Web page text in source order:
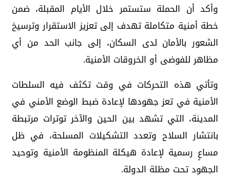
وأكد أن الحملة ستستمر خلال الأيام المقبلة، ضمن
خطة أمنية متكاملة تهدف إلى تعزيز الاستقرار وترسيخ
الشعور بالأمان لدى السكان، إلى جانب الحد من أي
مظاهر للفوضى أو الخروقات الأمنية.
وتأتي هذه التحركات في وقت تكثف فيه السلطات
الأمنية في تعز جهودها لإعادة ضبط الوضع الأمني في
المدينة، التي تشهد بين الحين والآخر توترات مرتبطة
بانتشار السلاح وتعدد التشكيلات المسلحة، في ظل
مساعٍ رسمية لإعادة هيكلة المنظومة الأمنية وتوحيد
الجهود تحت مظلة الدولة.